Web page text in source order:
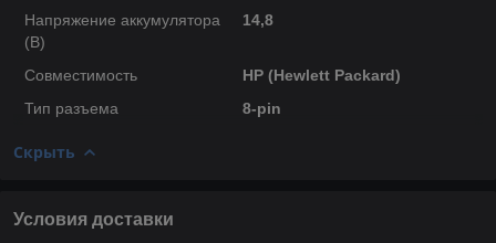
Напряжение аккумулятора
(В)
14,8
Совместимость
HP (Hewlett Packard)
Тип разъема
8-pin
Скрыть
Условия доставки